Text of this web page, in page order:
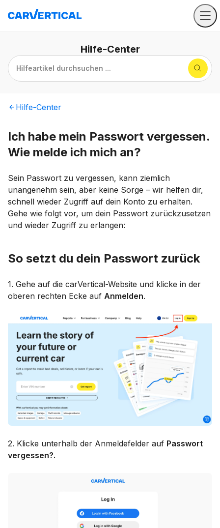
Hilfe-Center
Hilfeartikel durchsuchen ...
Hilfe-Center
Ich habe mein Passwort vergessen.
Wie melde ich mich an?
Sein Passwort zu vergessen, kann ziemlich
unangenehm sein, aber keine Sorge – wir helfen dir,
schnell wieder Zugriff auf dein Konto zu erhalten.
Gehe wie folgt vor, um dein Passwort zurückzusetzen
und wieder Zugriff zu erlangen:
So setzt du dein Passwort zurück
1. Gehe auf die carVertical-Website und klicke in der
oberen rechten Ecke auf Anmelden.
2. Klicke unterhalb der Anmeldefelder auf Passwort
vergessen?.